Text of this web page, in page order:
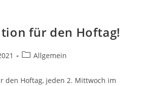
für den Hoftag!
Allgemein
den Hoftag, jeden 2. Mittwoch im